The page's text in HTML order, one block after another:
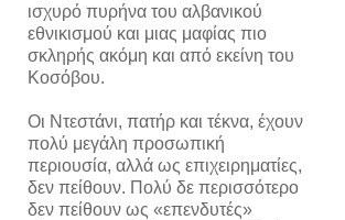
ισχυρό πυρήνα του αλβανικού
εθνικισμού και μιας μαφίας πιο
σκληρής ακόμη και από εκείνη του
Κοσόβου.
Οι Ντεστάνι, πατήρ και τέκνα, έχουν
πολύ μεγάλη προσωπική
περιουσία, αλλά ως επιχειρηματίες,
δεν πείθουν. Πολύ δε περισσότερο
δεν πείθουν ως «επενδυτές»